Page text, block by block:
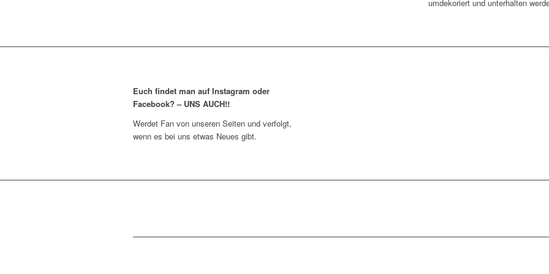
umdekoriert und unterhalten
Euch findet man auf Instagram oder
Facebook? – UNS AUCH!!
Werdet Fan von unseren Seiten und verfolgt,
wenn es bei uns etwas Neues gibt.